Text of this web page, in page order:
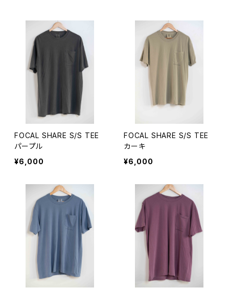
FOCAL SHARE S/S TEE
パープル
¥6,000
FOCAL SHARE S/S TEE
カーキ
¥6,000